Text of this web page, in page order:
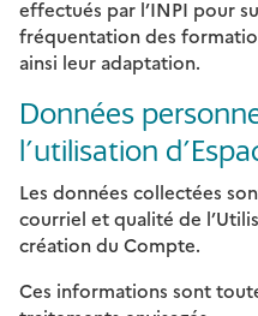
effectués par l’INPI pour
fréquentation des
ainsi leur adaptation.
Données
l’utilisation
Les données collectées
courriel et qualité de
création du Compte.
Ces informations sont